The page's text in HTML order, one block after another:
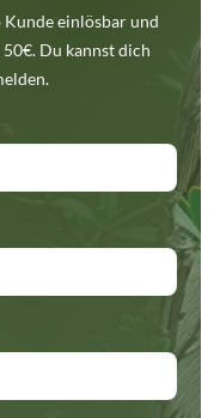
einlösbar und
Du kannst dich